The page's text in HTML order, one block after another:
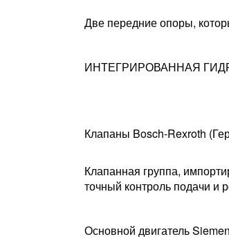
Две передние опоры,
ИНТЕГРИРОВАННАЯ
Клапаны Bosch-Rexroth
Клапанная группа,
точный контроль подачи и
Основной двигатель